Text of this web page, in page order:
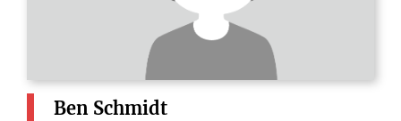
Ben Schmidt